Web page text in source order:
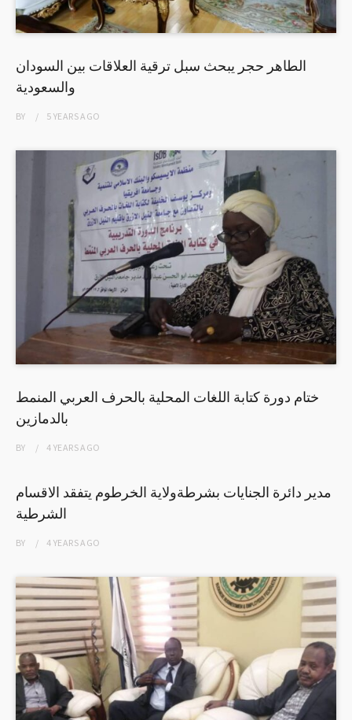
الطاهر حجر يبحث سبل ترقية العلاقات بين السودان
والسعودية
BY 5 YEARSAGO
ختام دورة كتابة اللغات المحلية بالحرف العربي المنمط
بالدمازين
BY 4 YEARSAGO
مدير دائرة الجنايات بشرطةولاية الخرطوم يتفقد الاقسام
الشرطية
BY 4 YEARSAGO